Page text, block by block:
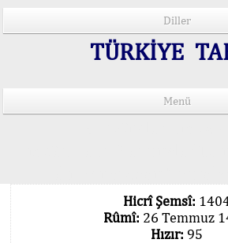
Diller
TÜRKİYE
Menü
Hicrî Şemsî:
Rûmî: 26 Temmuz
Hızır: 95